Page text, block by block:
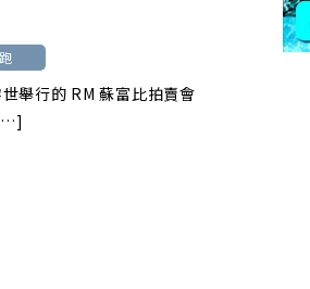
舉行的 RM 蘇富比拍賣會